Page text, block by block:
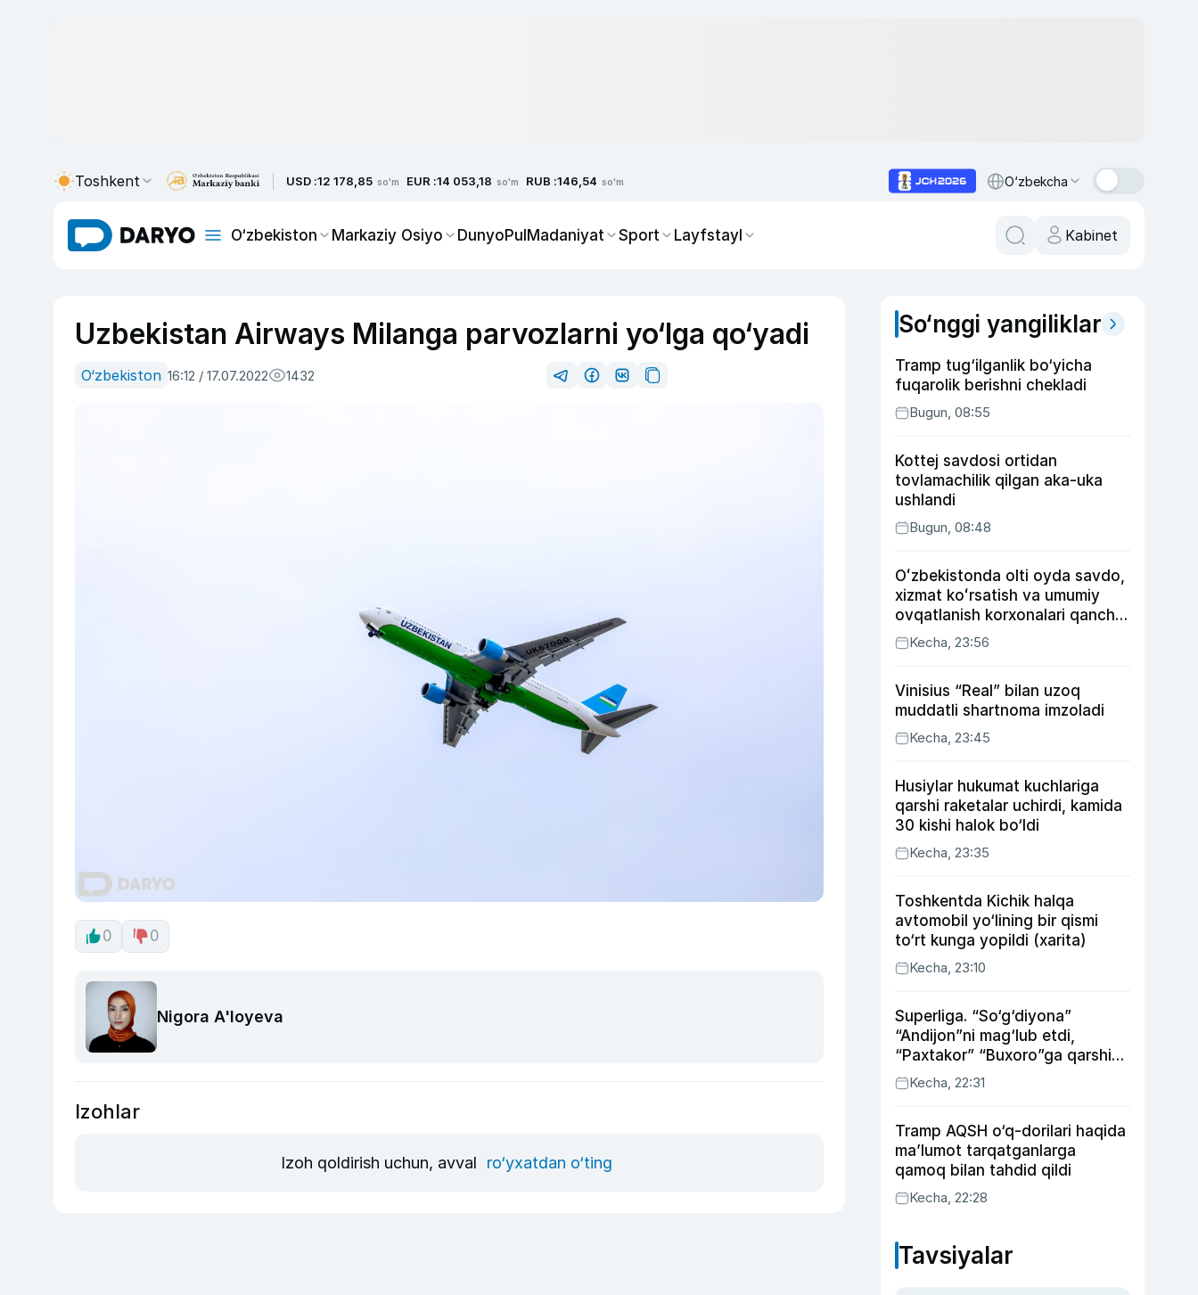
Toshkent USD :12 178,85 so'm EUR :14 053,18 so'm RUB :146,54 so'm O‘zbekcha
O‘zbekiston Markaziy Osiyo DunyoPulMadaniyat Sport Layfstayl Kabinet
Uzbekistan Airways Milanga parvozlarni yo‘lga qo‘yadi
O‘zbekiston 16:12 / 17.07.2022 1432
0 0
Nigora A'loyeva
Izohlar
Izoh qoldirish uchun, avval ro‘yxatdan o‘ting
So‘nggi yangiliklar
Tramp tug‘ilganlik bo‘yicha
fuqarolik berishni chekladi
Bugun, 08:55
Kottej savdosi ortidan
tovlamachilik qilgan aka-uka
ushlandi
Bugun, 08:48
Oʻzbekistonda olti oyda savdo,
xizmat koʻrsatish va umumiy
ovqatlanish korxonalari qancha
soliq toʻlagani ochiqlandi
Kecha, 23:56
Vinisius “Real” bilan uzoq
muddatli shartnoma imzoladi
Kecha, 23:45
Husiylar hukumat kuchlariga
qarshi raketalar uchirdi, kamida
30 kishi halok bo‘ldi
Kecha, 23:35
Toshkentda Kichik halqa
avtomobil yo‘lining bir qismi
to‘rt kunga yopildi (xarita)
Kecha, 23:10
Superliga. “So‘g‘diyona”
“Andijon”ni mag‘lub etdi,
“Paxtakor” “Buxoro”ga qarshi
bahsda g‘alabani qo‘ldan
chiqardi
Kecha, 22:31
Tramp AQSH o‘q-dorilari haqida
ma’lumot tarqatganlarga
qamoq bilan tahdid qildi
Kecha, 22:28
Tavsiyalar